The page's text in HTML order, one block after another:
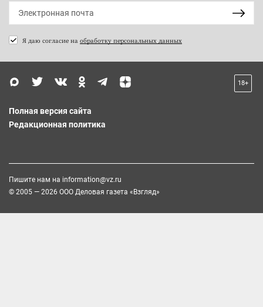
Я даю согласие на обработку персональных данных
18+
Полная версия сайта
Редакционная политика
Пишите нам на information@vz.ru
© 2005 — 2026 ООО Деловая газета «Взгляд»